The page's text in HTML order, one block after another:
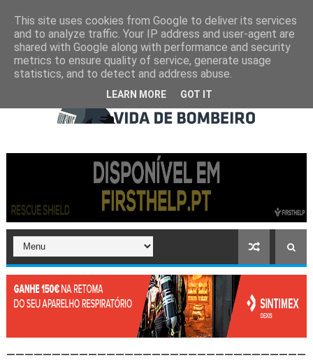
This site uses cookies from Google to deliver its services
and to analyze traffic. Your IP address and user-agent are
shared with Google along with performance and security
metrics to ensure quality of service, generate usage
statistics, and to detect and address abuse.
LEARN MORE GOT IT